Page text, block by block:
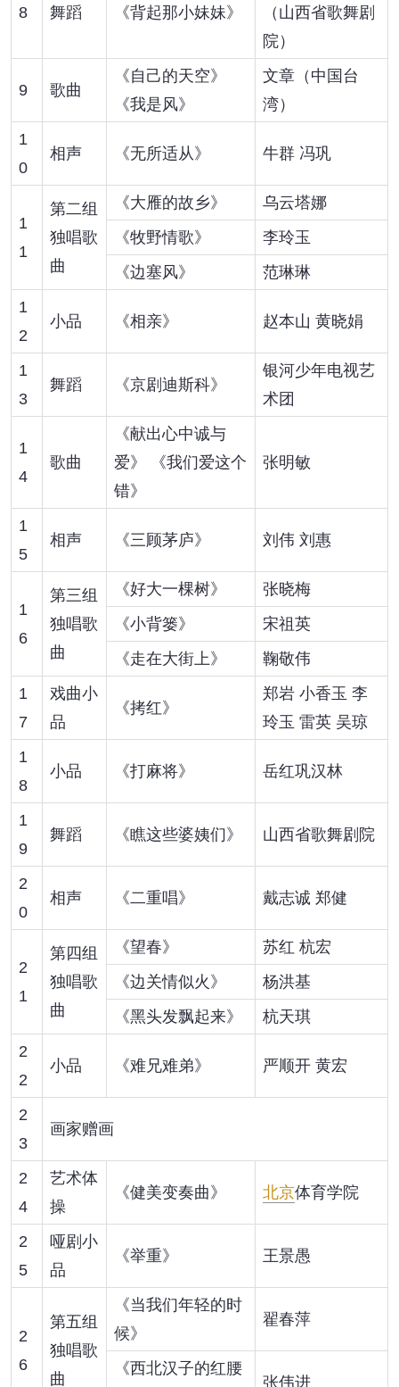
8 舞蹈 《背起那小妹妹》
（山西省歌舞剧
院）
9 歌曲
《自己的天空》
《我是风》
文章（中国台
湾）
1
0
相声 《无所适从》 牛群 冯巩
1
1
第二组
独唱歌
曲
《大雁的故乡》
乌云塔娜
《牧野情歌》
李玲玉
《边塞风》
范琳琳
1
2
小品 《相亲》 赵本山 黄晓娟
1
3
舞蹈 《京剧迪斯科》
银河少年电视艺
术团
1
4
歌曲
《献出心中诚与
爱》 《我们爱这个
错》
张明敏
1
5
相声 《三顾茅庐》 刘伟 刘惠
1
6
第三组
独唱歌
曲
《好大一棵树》
张晓梅
《小背篓》
宋祖英
《走在大街上》
鞠敬伟
1
7
戏曲小
品
《拷红》
郑岩 小香玉 李
玲玉 雷英 吴琼
1
8
小品 《打麻将》 岳红巩汉林
1
9
舞蹈 《瞧这些婆姨们》 山西省歌舞剧院
2
0
相声 《二重唱》 戴志诚 郑健
2
1
第四组
独唱歌
曲
《望春》
苏红 杭宏
《边关情似火》
杨洪基
《黑头发飘起来》
杭天琪
2
2
小品 《难兄难弟》 严顺开 黄宏
2
3
画家赠画
2
4
艺术体
操
《健美变奏曲》 北京体育学院
2
5
哑剧小
品
《举重》 王景愚
2
6
第五组
独唱歌
曲
《当我们年轻的时
候》
翟春萍
《西北汉子的红腰
张伟进